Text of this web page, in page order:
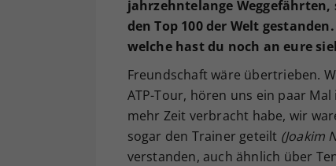
jahrzehntelange
den Top 100 der Welt
welche hast du noch an eure
Freundschaft wäre übertrieben.
ATP-Tour, hören uns ein paar
mehr Zeit verbracht habe, wir
sogar den Trainer geteilt (Joakim
verstanden, auch ähnlich über